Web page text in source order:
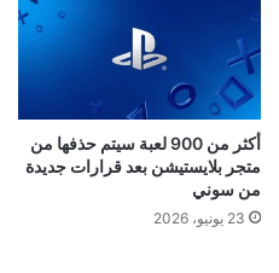
أكثر من 900 لعبة سيتم حذفها من
متجر بلايستيشن بعد قرارات جديدة
من سوني
23 يونيو، 2026